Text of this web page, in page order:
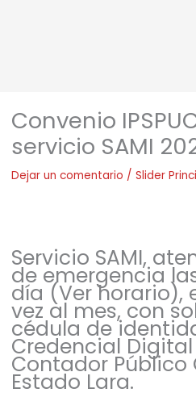
Convenio
servicio SAMI
Dejar un comentario / Slider
Servicio SAMI,
de emergencia
día (Ver horario),
vez al mes, con
cédula de
Credencial
Contador Público
Estado Lara.